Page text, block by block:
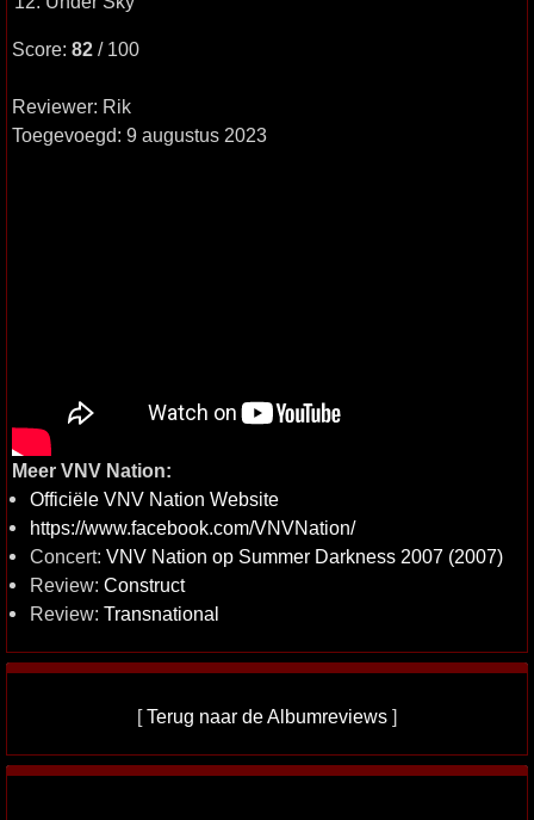
Score: 82 / 100
Reviewer: Rik
Toegevoegd: 9 augustus 2023
Meer VNV Nation:
Officiële VNV Nation Website
https://www.facebook.com/VNVNation/
Concert: VNV Nation op Summer Darkness 2007 (2007)
Review: Construct
Review: Transnational
[Terug naar de Albumreviews ]